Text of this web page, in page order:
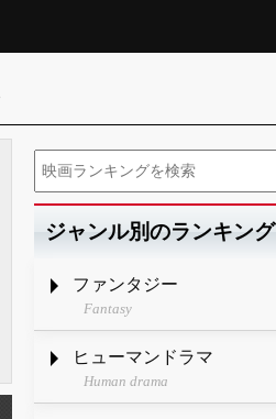
ジャンル別のランキング
ファンタジー
Fantasy
ヒューマンドラマ
Human drama